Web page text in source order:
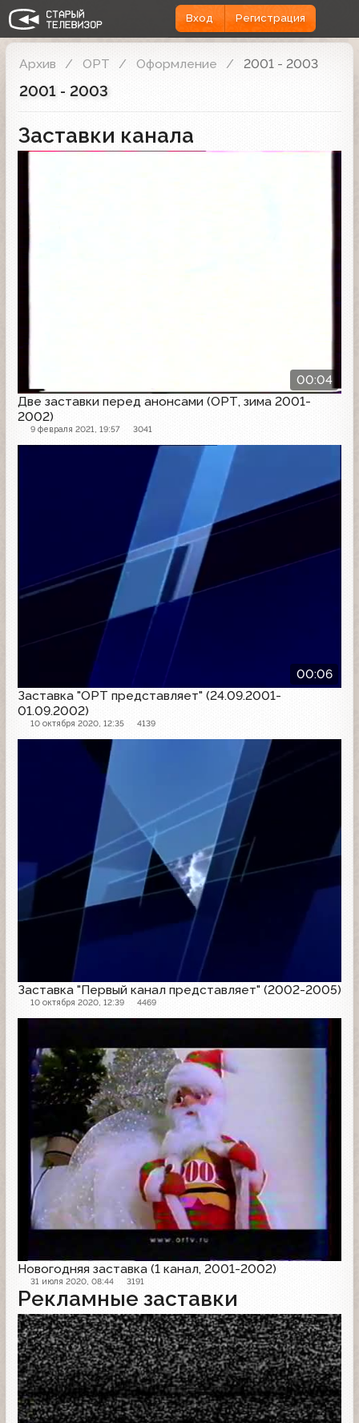
Вход Регистрация
Архив ОРТ Оформление 2001 - 2003
2001 - 2003
Заставки канала
00:04
Две заставки перед анонсами (ОРТ, зима 2001-
2002)
9 февраля 2021, 19:57 3041
00:06
Заставка "ОРТ представляет" (24.09.2001-
01.09.2002)
10 октября 2020, 12:35 4139
Заставка "Первый канал представляет" (2002-2005)
10 октября 2020, 12:39 4469
Новогодняя заставка (1 канал, 2001-2002)
31 июля 2020, 08:44 3191
Рекламные заставки
Рекламная заставка